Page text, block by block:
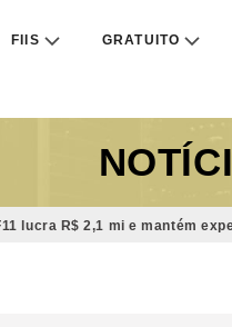
FIIS GRATUITO
lucra R$ 2,1 mi e mantém